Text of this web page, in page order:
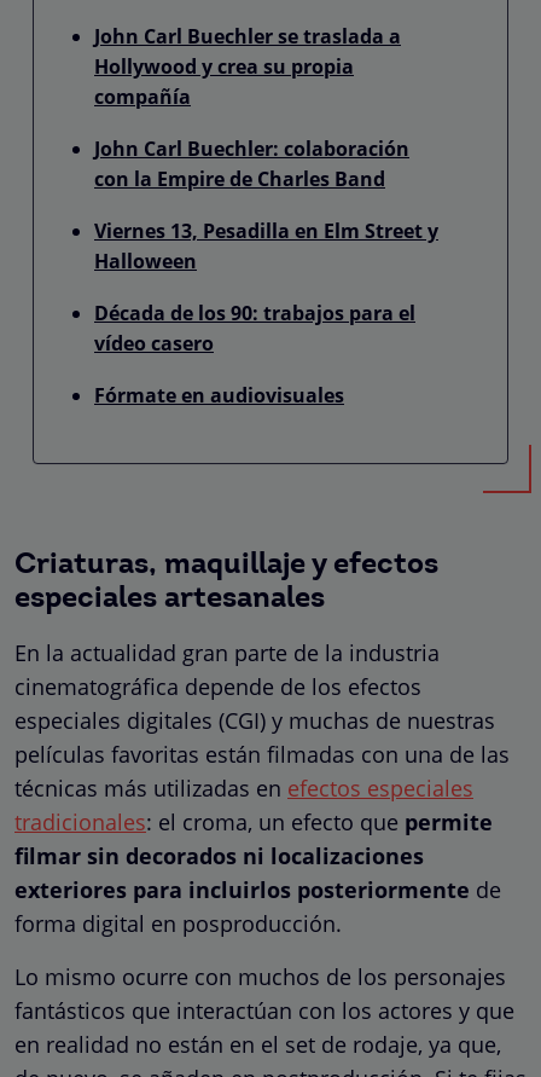
John Carl Buechler se traslada a
Hollywood y crea su propia
compañía
John Carl Buechler: colaboración
con la Empire de Charles Band
Viernes 13, Pesadilla en Elm Street y
Halloween
Década de los 90: trabajos para el
vídeo casero
Fórmate en audiovisuales
Criaturas, maquillaje y efectos
especiales artesanales
En la actualidad gran parte de la industria
cinematográfica depende de los efectos
especiales digitales (CGI) y muchas de nuestras
películas favoritas están filmadas con una de las
técnicas más utilizadas en efectos especiales
tradicionales: el croma, un efecto que permite
filmar sin decorados ni localizaciones
exteriores para incluirlos posteriormente de
forma digital en posproducción.
Lo mismo ocurre con muchos de los personajes
fantásticos que interactúan con los actores y que
en realidad no están en el set de rodaje, ya que,